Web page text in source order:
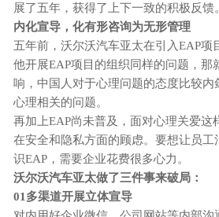
展了五年，获得了上下一致的积极反馈。
内化宣导，化有形咨询为无形管理
五年前，沃尔沃汽车亚太在引入EAP项
他开展EAP项目的组织同样的问题，那
响，中国人对于心理问题的态度比较
心理相关的问题。
再加上EAP尚未普及，面对心理关爱这
在安全和隐私方面的顾虑。要想让员工
识EAP，需要企业花费很多心力。
沃尔沃汽车亚太做了三件事来破局：
01多渠道开展立体宣导